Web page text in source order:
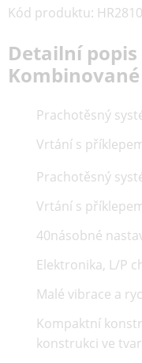
Kód produktu: HR2810
Detailní
Prachotěsný
Vrtání s
Prachotěsný
Vrtání s
40násobné
Elektronika, L/P
Malé vibrace a
Kompaktní
konstrukci ve